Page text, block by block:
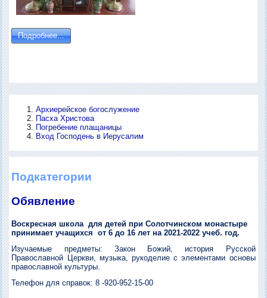
Подробнее...
Архиерейское богослужение
Пасха Христова
Погребение плащаницы
Вход Господень в Иерусалим
Подкатегории
Обявление
Воскресная школа для детей при Солотчинском монастыре
принимает учащихся от 6 до 16 лет на 2021-2022 учеб. год.
Изучаемые предметы: Закон Божий, история Русской
Православной Церкви, музыка, рукоделие с элементами основы
православной культуры.
Телефон для справок: 8 -920-952-15-00